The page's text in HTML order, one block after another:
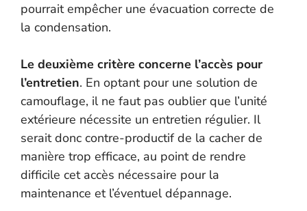
pourrait empêcher une évacuation correcte de
la condensation.
Le deuxième critère concerne l’accès pour
l’entretien. En optant pour une solution de
camouflage, il ne faut pas oublier que l’unité
extérieure nécessite un entretien régulier. Il
serait donc contre-productif de la cacher de
manière trop efficace, au point de rendre
difficile cet accès nécessaire pour la
maintenance et l’éventuel dépannage.